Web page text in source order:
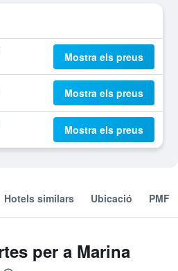
Mostra els preus
Mostra els preus
Mostra els preus
Hotels similars Ubicació PMF
per a Marina